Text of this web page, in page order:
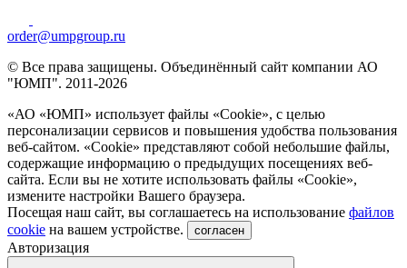
order@umpgroup.ru
© Все права защищены. Объединённый сайт компании АО
"ЮМП". 2011-2026
«АО «ЮМП» использует файлы «Сookie», с целью
персонализации сервисов и повышения удобства пользования
веб-сайтом. «Cookie» представляют собой небольшие файлы,
содержащие информацию о предыдущих посещениях веб-
сайта. Если вы не хотите использовать файлы «Сookie»,
измените настройки Вашего браузера.
Посещая наш сайт, вы соглашаетесь на использование файлов
cookie на вашем устройстве. согласен
Авторизация